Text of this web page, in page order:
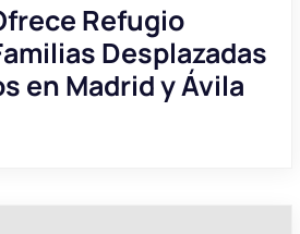
Refugio
Desplazadas
en Madrid y Ávila